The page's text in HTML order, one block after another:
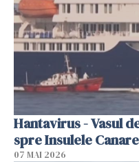
Hantavirus - Vasul
spre Insulele Canare
07 MAI 2026